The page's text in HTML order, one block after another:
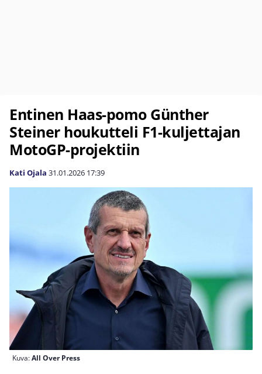
Entinen Haas-pomo Günther
Steiner houkutteli F1-kuljettajan
MotoGP-projektiin
Kati Ojala 31.01.2026 17:39
Kuva:All Over Press